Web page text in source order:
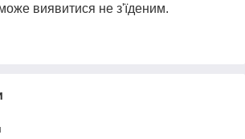
виявитися не з'їденим.